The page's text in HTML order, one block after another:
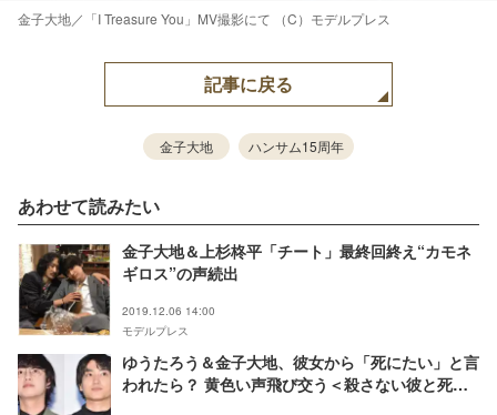
金子大地／「I Treasure You」MV撮影にて （C）モデルプレス
記事に戻る
金子大地 ハンサム15周年
あわせて読みたい
金子大地＆上杉柊平「チート」最終回終え“カモネ
ギロス”の声続出
2019.12.06 14:00
モデルプレス
ゆうたろう＆金子大地、彼女から「死にたい」と言
われたら？ 黄色い声飛び交う＜殺さない彼と死な